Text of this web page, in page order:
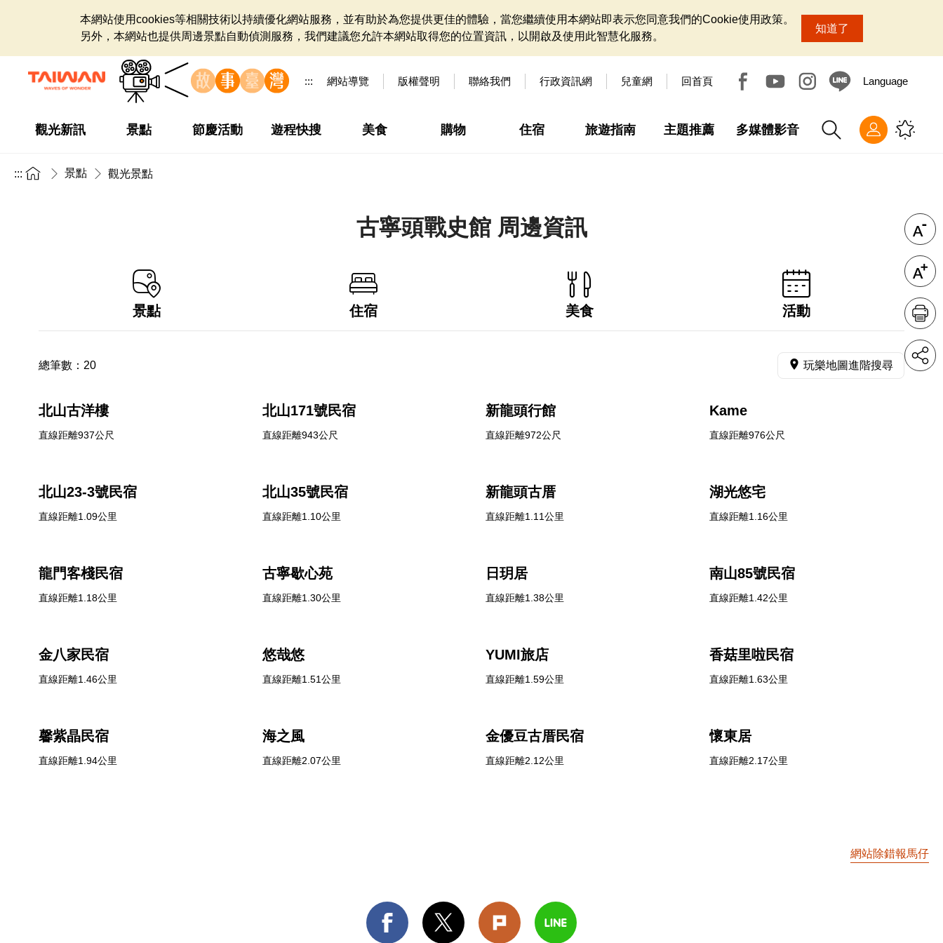
本網站使用cookies等相關技術以持續優化網站服務，並有助於為您提供更佳的體驗，當您繼續使用本網站即表示您同意我們的Cookie使用政策。
另外，本網站也提供周邊景點自動偵測服務，我們建議您允許本網站取得您的位置資訊，以開啟及使用此智慧化服務。
知道了
::: 網站導覽 版權聲明 聯絡我們 行政資訊網 兒童網 回首頁 Language
觀光新訊 景點 節慶活動 遊程快搜 美食 購物 住宿 旅遊指南 主題推薦 多媒體影音
::: 景點 觀光景點
古寧頭戰史館 周邊資訊
景點 住宿 美食 活動
總筆數： 20 玩樂地圖進階搜尋
北山古洋樓
直線距離937公尺
北山171號民宿
直線距離943公尺
新龍頭行館
直線距離972公尺
Kame
直線距離976公尺
北山23-3號民宿
直線距離1.09公里
北山35號民宿
直線距離1.10公里
新龍頭古厝
直線距離1.11公里
湖光悠宅
直線距離1.16公里
龍門客棧民宿
直線距離1.18公里
古寧歇心苑
直線距離1.30公里
日玥居
直線距離1.38公里
南山85號民宿
直線距離1.42公里
金八家民宿
直線距離1.46公里
悠哉悠
直線距離1.51公里
YUMI旅店
直線距離1.59公里
香菇里啦民宿
直線距離1.63公里
馨紫晶民宿
直線距離1.94公里
海之風
直線距離2.07公里
金優豆古厝民宿
直線距離2.12公里
懷東居
直線距離2.17公里
網站除錯報馬仔